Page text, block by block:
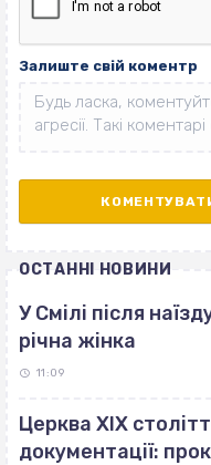
Залиште свій коментр
ОСТАННІ НОВИНИ
У Смілі після
річна жінка
11:09
Церква ХІХ
документації: